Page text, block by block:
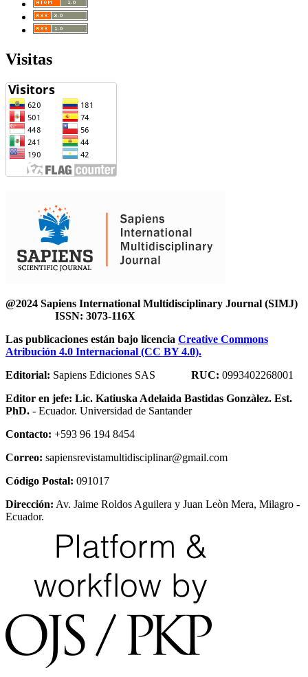
Visitas
@2024 Sapiens International Multidisciplinary Journal (SIMJ)
ISSN: 3073-116X
Las publicaciones están bajo licencia Creative Commons
Atribución 4.0 Internacional (CC BY 4.0).
Editorial: Sapiens Ediciones SAS RUC: 0993402268001
Editor en jefe: Lic. Katiuska Adelaida Bastidas Gonzàlez. Est.
PhD. - Ecuador. Universidad de Santander
Contacto: +593 96 194 8454
Correo: sapiensrevistamultidisciplinar@gmail.com
Código Postal: 091017
Dirección: Av. Jaime Roldos Aguilera y Juan Leòn Mera, Milagro -
Ecuador.